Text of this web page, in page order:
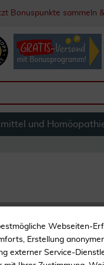
Bonuspunkte sammeln
und
Nuk First Choice
Webseiten-
Erstellung
externer Service-